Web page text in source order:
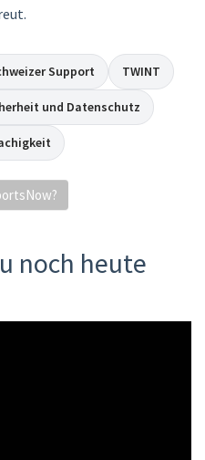
Support TWINT
und Datenschutz
noch heute